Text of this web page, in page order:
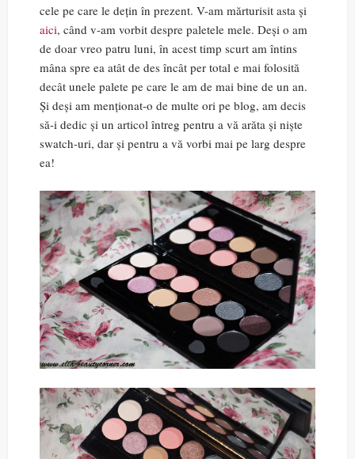
cele pe care le dețin în prezent. V-am mărturisit asta și
aici, când v-am vorbit despre paletele mele. Deși o am
de doar vreo patru luni, în acest timp scurt am întins
mâna spre ea atât de des încât per total e mai folosită
decât unele palete pe care le am de mai bine de un an.
Și deși am menționat-o de multe ori pe blog, am decis
să-i dedic și un articol întreg pentru a vă arăta și niște
swatch-uri, dar și pentru a vă vorbi mai pe larg despre
ea!